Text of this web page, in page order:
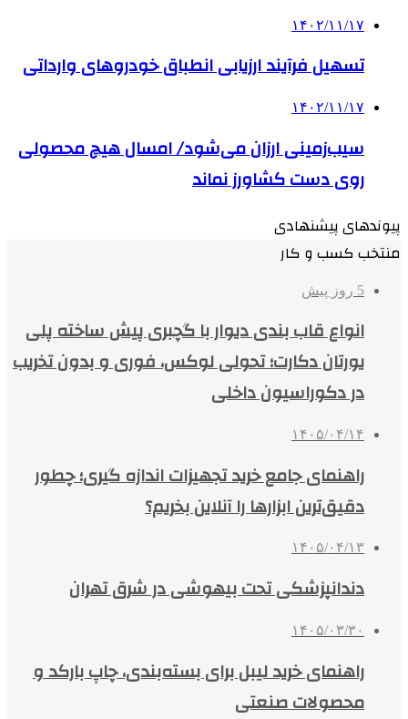
۱۴۰۲/۱۱/۱۷
تسهیل فرآیند ارزیابی انطباق خودروهای وارداتی
۱۴۰۲/۱۱/۱۷
سیب‌زمینی ارزان می‌شود/ امسال هیچ محصولی
روی دست کشاورز نماند
پیوندهای پیشنهادی
منتخب کسب و کار
5 روز پیش
انواع قاب بندی دیوار با گچبری پیش ساخته پلی
یورتان دکارت؛ تحولی لوکس، فوری و بدون تخریب
در دکوراسیون داخلی
۱۴۰۵/۰۴/۱۴
راهنمای جامع خرید تجهیزات اندازه گیری؛ چطور
دقیق‌ترین ابزارها را آنلاین بخریم؟
۱۴۰۵/۰۴/۱۳
دندانپزشکی تحت بیهوشی در شرق تهران
۱۴۰۵/۰۳/۳۰
راهنمای خرید لیبل برای بسته‌بندی، چاپ بارکد و
محصولات صنعتی